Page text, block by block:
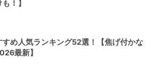
！】
すめ人気ランキング52選！【焦げ付かな
最新】